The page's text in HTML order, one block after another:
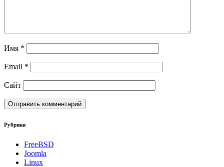
Имя *
Email *
Сайт
Рубрики
FreeBSD
Joomla
Linux